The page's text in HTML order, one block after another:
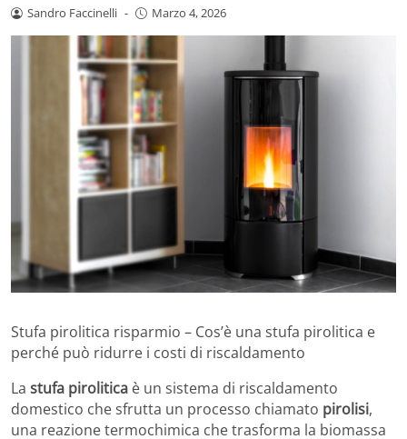
Sandro Faccinelli - Marzo 4, 2026
Stufa pirolitica risparmio – Cos’è una stufa pirolitica e
perché può ridurre i costi di riscaldamento
La stufa pirolitica è un sistema di riscaldamento
domestico che sfrutta un processo chiamato pirolisi,
una reazione termochimica che trasforma la biomassa